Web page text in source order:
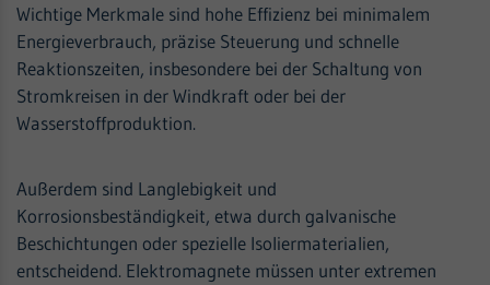
Wichtige Merkmale sind hohe Effizienz bei minimalem
Energieverbrauch, präzise Steuerung und schnelle
Reaktionszeiten, insbesondere bei der Schaltung von
Stromkreisen in der Windkraft oder bei der
Wasserstoffproduktion.
Außerdem sind Langlebigkeit und
Korrosionsbeständigkeit, etwa durch galvanische
Beschichtungen oder spezielle Isoliermaterialien,
entscheidend. Elektromagnete müssen unter extremen